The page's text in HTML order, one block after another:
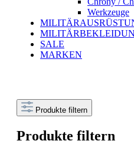
Werkzeuge
SALE
MARKEN
Produkte filtern
Produkte filtern